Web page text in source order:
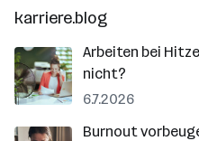
karriere.blog
Arbeiten bei
nicht?
6.7.2026
Burnout